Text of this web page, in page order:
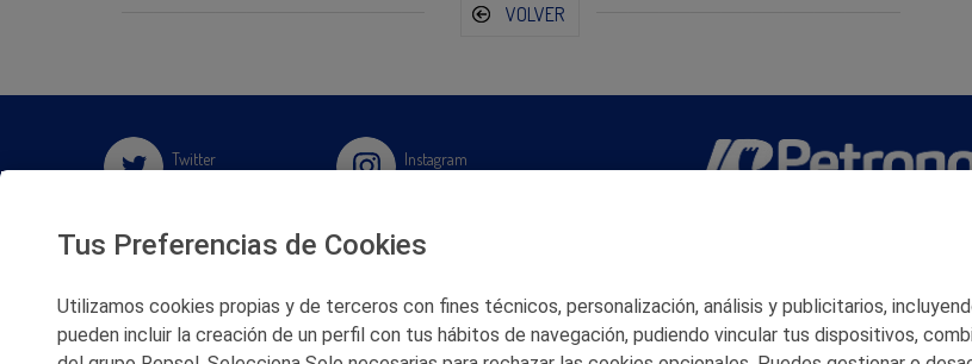
VOLVER
Twitter
Youtube
Instagram
Soundcloud © 2026 Petronor S.A.
Tus Preferencias de Cookies
Utilizamos cookies propias y de terceros con fines técnicos, personalización, análisis y publicitarios,
pueden incluir la creación de un perfil con tus hábitos de navegación, pudiendo vincular tus dispositivos,